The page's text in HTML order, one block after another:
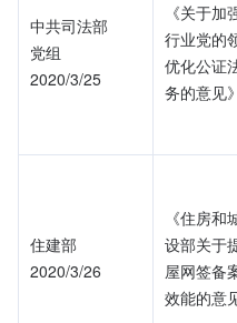
中共司法部
党组
2020/3/25
《关于加
行业党的
优化公证
务的意见》
住建部
2020/3/26
《住房和
设部关于
屋网签备
效能的意